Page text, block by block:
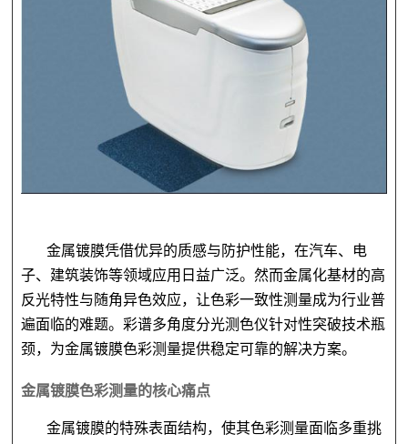
金属镀膜凭借优异的质感与防护性能，在汽车、电
子、建筑装饰等领域应用日益广泛。然而金属化基材的高
反光特性与随角异色效应，让色彩一致性测量成为行业普
遍面临的难题。彩谱多角度分光测色仪针对性突破技术瓶
颈，为金属镀膜色彩测量提供稳定可靠的解决方案。
金属镀膜色彩测量的核心痛点
金属镀膜的特殊表面结构，使其色彩测量面临多重挑